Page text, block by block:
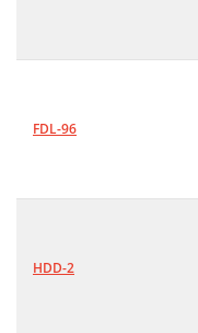
FDL-96
HDD-2